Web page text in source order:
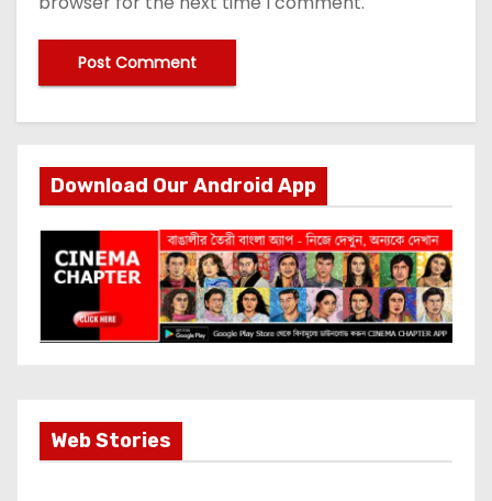
Download Our Android App
Web StoriesMost Important
Info about